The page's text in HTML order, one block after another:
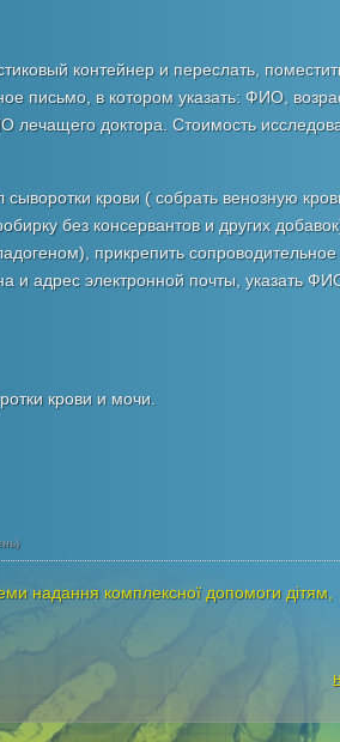
контейнер и переслать,
письмо, в котором указать: ФИО,
лечащего доктора. Стоимость
крови ( собрать венозную
без консервантов и других
прикрепить сопроводительное
и адрес электронной почты, указать
крови и мочи.
надання комплексної допомоги дітям,